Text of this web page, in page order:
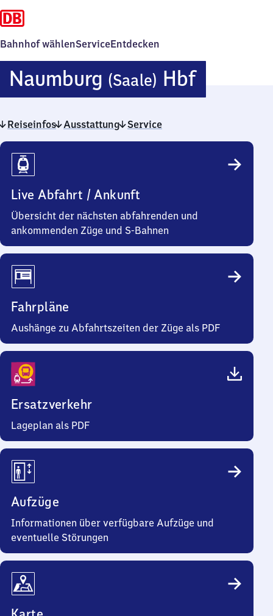
Bahnhof wählenServiceEntdecken
Naumburg (Saale) Hbf
(Saale)
Reiseinfos Ausstattung Service
Reiseinfos
Live Abfahrt / Ankunft
Übersicht der nächsten abfahrenden und
ankommenden Züge und S-Bahnen
Fahrpläne
Aushänge zu Abfahrtszeiten der Züge als PDF
Ersatzverkehr
Lageplan als PDF
Aufzüge
Informationen über verfügbare Aufzüge und
eventuelle Störungen